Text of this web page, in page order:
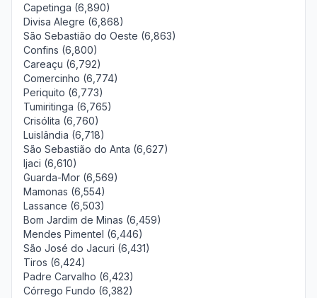
Capetinga (6,890)
Divisa Alegre (6,868)
São Sebastião do Oeste (6,863)
Confins (6,800)
Careaçu (6,792)
Comercinho (6,774)
Periquito (6,773)
Tumiritinga (6,765)
Crisólita (6,760)
Luislândia (6,718)
São Sebastião do Anta (6,627)
Ijaci (6,610)
Guarda-Mor (6,569)
Mamonas (6,554)
Lassance (6,503)
Bom Jardim de Minas (6,459)
Mendes Pimentel (6,446)
São José do Jacuri (6,431)
Tiros (6,424)
Padre Carvalho (6,423)
Córrego Fundo (6,382)